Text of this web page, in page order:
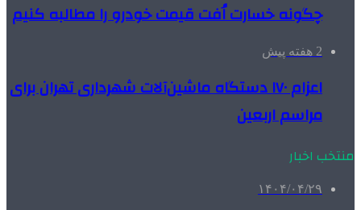
چگونه خسارت اُفت قیمت خودرو را مطالبه کنیم
2 هفته پیش
اعزام ۱۷۰ دستگاه ماشین‌آلات شهرداری تهران برای
مراسم اربعین
منتخب اخبار
۱۴۰۴/۰۴/۲۹